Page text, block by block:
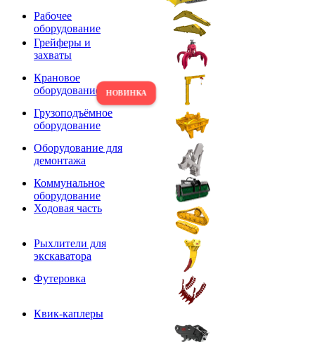
Рабочее
оборудование
Грейферы и
захваты
Крановое
оборудование
Грузоподъёмное
оборудование
Оборудование для
демонтажа
Коммунальное
оборудование
Ходовая часть
Рыхлители для
экскаватора
Футеровка
Квик-каплеры